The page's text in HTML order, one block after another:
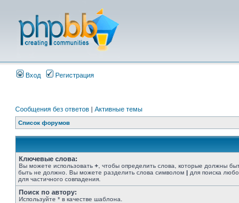
Вход Регистрация
Сообщения без ответов | Активные темы
Список форумов
Ключевые слова:
Вы можете использовать + , чтобы определить слова, которые должны
быть не должно. Вы можете разделить слова символом | для поиска
для частичного совпадения.
Поиск по автору:
Используйте * в качестве шаблона.